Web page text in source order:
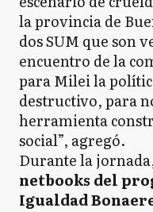
la provincia de
dos SUM que son
encuentro de la
para Milei la
destructivo, para
herramienta
social”, agregó.
Durante la
netbooks del
Igualdad